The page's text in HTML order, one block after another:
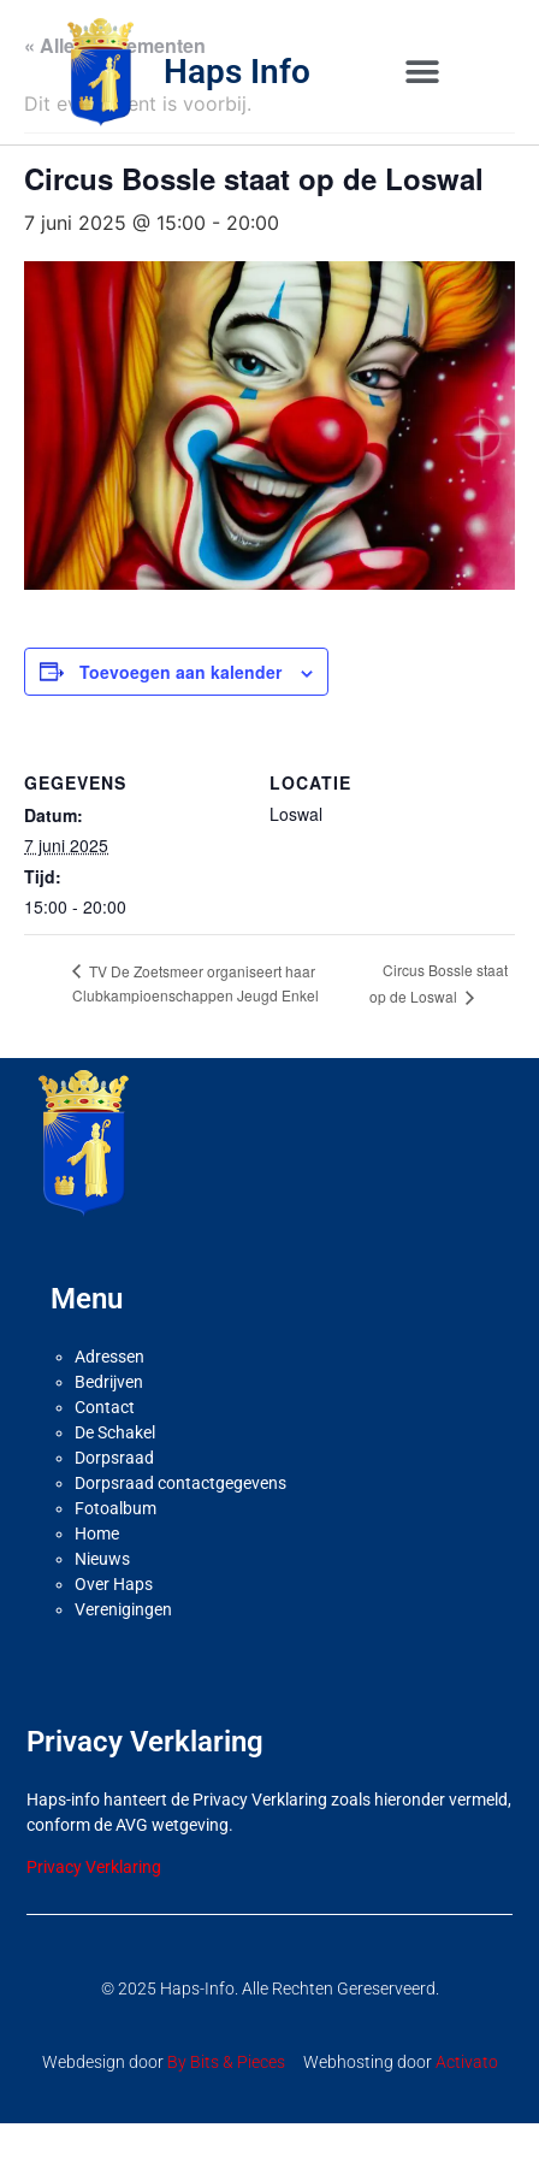
Haps Info
« Alle Evenementen
Dit evenement is voorbij.
Circus Bossle staat op de Loswal
7 juni 2025 @ 15:00 - 20:00
Toevoegen aan kalender
GEGEVENS
Datum:
7 juni 2025
Tijd:
15:00 - 20:00
LOCATIE
Loswal
TV De Zoetsmeer organiseert haar
Clubkampioenschappen Jeugd Enkel
Circus Bossle staat
op de Loswal
Menu
Adressen
Bedrijven
Contact
De Schakel
Dorpsraad
Dorpsraad contactgegevens
Fotoalbum
Home
Nieuws
Over Haps
Verenigingen
Privacy Verklaring
Haps-info hanteert de Privacy Verklaring zoals hieronder vermeld,
conform de AVG wetgeving.
Privacy Verklaring
© 2025 Haps-Info. Alle Rechten Gereserveerd.
Webdesign door By Bits & PiecesWebhosting doorActivato